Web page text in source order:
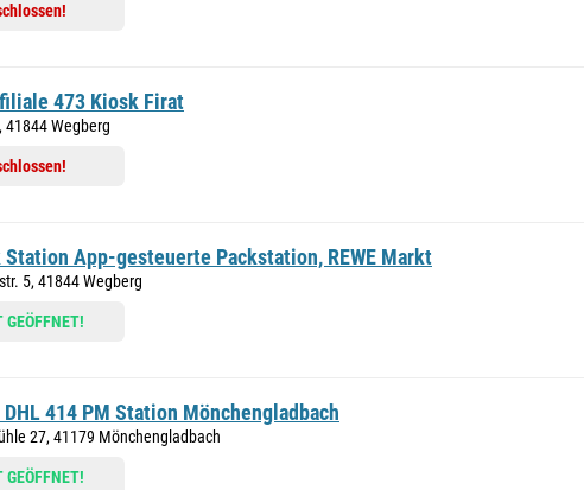
473 Kiosk Firat
41844 Wegberg
Station App-gesteuerte Packstation, REWE Markt
5, 41844 Wegberg
GEÖFFNET!
414 PM Station Mönchengladbach
27, 41179 Mönchengladbach
GEÖFFNET!